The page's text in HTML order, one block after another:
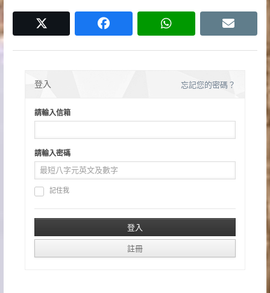
覽
facebook whatsapp email
登入 忘記您的密碼？
請輸入信箱
請輸入密碼
記住我